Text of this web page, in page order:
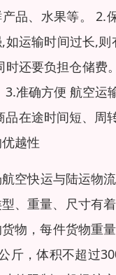
品、水果等。 2.
如运输时间过长,
时还要负担仓储费
3.准确方便 航空运
品在途时间短、周
越性
空快运与陆运物
、重量、尺寸有
物，每件货物重
斤，体积不超过